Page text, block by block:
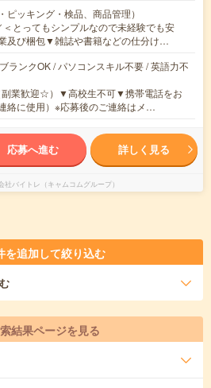
ピッキング・検品、商品管理）
とってもシンプルなので未経験でも安
及び梱包▼雑誌や書籍などの仕分け…
ランクOK / パソコンスキル不要 / 英語力不
業歓迎☆）▼高校生不可▼携帯電話をお
絡に使用）※応募後のご連絡はメ…
応募へ進む 詳しく見る
社バイトレ（キャムコムグループ）
を追加して絞り込む
結果ページを見る